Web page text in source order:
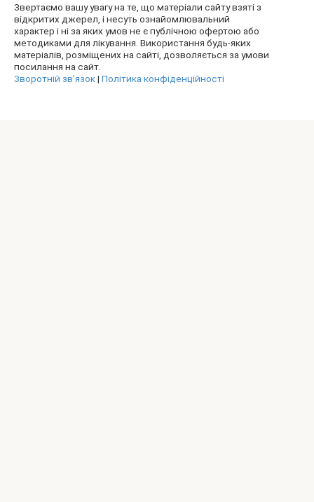
Звертаємо вашу увагу на те, що матеріали сайту взяті з
відкритих джерел, і несуть ознайомлювальний
характер і ні за яких умов не є публічною офертою або
методиками для лікування. Використання будь-яких
матеріалів, розміщених на сайті, дозволяється за умови
посилання на сайт.
Зворотній зв’язок| Політика конфіденційності